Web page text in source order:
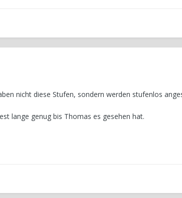
nicht diese Stufen, sondern werden stufenlos
lange genug bis Thomas es gesehen hat.